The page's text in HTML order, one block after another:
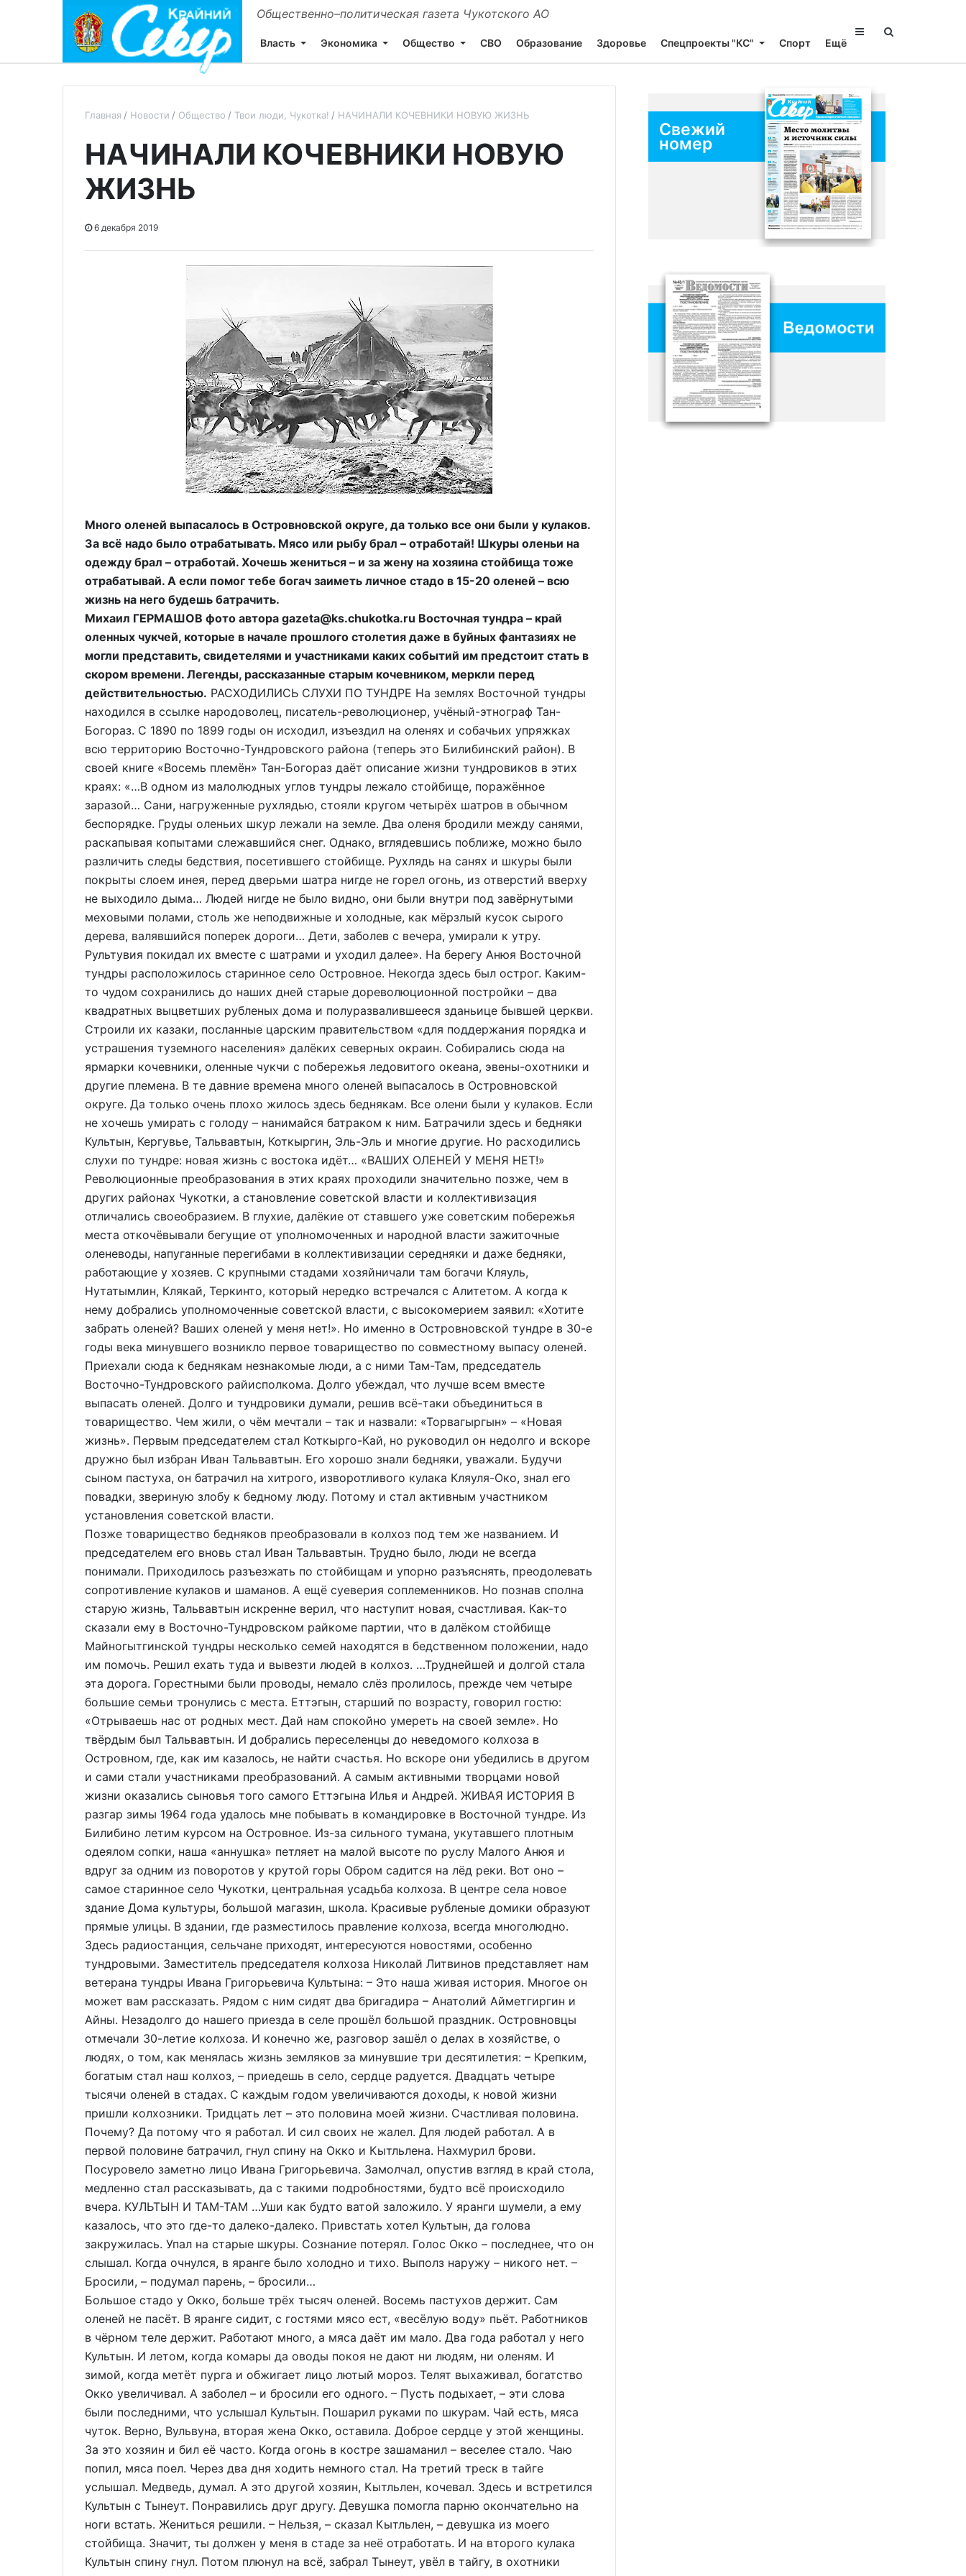
Общественно–политическая газета Чукотского АО
Власть Экономика Общество СВО Образование Здоровье Спецпроекты "КС" Спорт Ещё
Главная Новости Общество Твои люди, Чукотка! НАЧИНАЛИ КОЧЕВНИКИ НОВУЮ ЖИЗНЬ
НАЧИНАЛИ КОЧЕВНИКИ НОВУЮ
ЖИЗНЬ
6 декабря 2019
Много оленей выпасалось в Островновской округе, да только все они были у кулаков.
За всё надо было отрабатывать. Мясо или рыбу брал – отработай! Шкуры оленьи на
одежду брал – отработай. Хочешь жениться – и за жену на хозяина стойбища тоже
отрабатывай. А если помог тебе богач заиметь личное стадо в 15-20 оленей – всю
жизнь на него будешь батрачить.
Михаил ГЕРМАШОВ фото автора gazeta@ks.chukotka.ru Восточная тундра – край
оленных чукчей, которые в начале прошлого столетия даже в буйных фантазиях не
могли представить, свидетелями и участниками каких событий им предстоит стать в
скором времени. Легенды, рассказанные старым кочевником, меркли перед
действительностью. РАСХОДИЛИСЬ СЛУХИ ПО ТУНДРЕ На землях Восточной тундры
находился в ссылке народоволец, писатель-революционер, учёный-этнограф Тан-
Богораз. С 1890 по 1899 годы он исходил, изъездил на оленях и собачьих упряжках
всю территорию Восточно-Тундровского района (теперь это Билибинский район). В
своей книге «Восемь племён» Тан-Богораз даёт описание жизни тундровиков в этих
краях: «…В одном из малолюдных углов тундры лежало стойбище, поражённое
заразой… Сани, нагруженные рухлядью, стояли кругом четырёх шатров в обычном
беспорядке. Груды оленьих шкур лежали на земле. Два оленя бродили между санями,
раскапывая копытами слежавшийся снег. Однако, вглядевшись поближе, можно было
различить следы бедствия, посетившего стойбище. Рухлядь на санях и шкуры были
покрыты слоем инея, перед дверьми шатра нигде не горел огонь, из отверстий вверху
не выходило дыма… Людей нигде не было видно, они были внутри под завёрнутыми
меховыми полами, столь же неподвижные и холодные, как мёрзлый кусок сырого
дерева, валявшийся поперек дороги… Дети, заболев с вечера, умирали к утру.
Рультувия покидал их вместе с шатрами и уходил далее». На берегу Анюя Восточной
тундры расположилось старинное село Островное. Некогда здесь был острог. Каким-
то чудом сохранились до наших дней старые дореволюционной постройки – два
квадратных выцветших рубленых дома и полуразвалившееся зданьице бывшей церкви.
Строили их казаки, посланные царским правительством «для поддержания порядка и
устрашения туземного населения» далёких северных окраин. Собирались сюда на
ярмарки кочевники, оленные чукчи с побережья ледовитого океана, эвены-охотники и
другие племена. В те давние времена много оленей выпасалось в Островновской
округе. Да только очень плохо жилось здесь беднякам. Все олени были у кулаков. Если
не хочешь умирать с голоду – нанимайся батраком к ним. Батрачили здесь и бедняки
Культын, Кергувье, Тальвавтын, Коткыргин, Эль-Эль и многие другие. Но расходились
слухи по тундре: новая жизнь с востока идёт… «ВАШИХ ОЛЕНЕЙ У МЕНЯ НЕТ!»
Революционные преобразования в этих краях проходили значительно позже, чем в
других районах Чукотки, а становление советской власти и коллективизация
отличались своеобразием. В глухие, далёкие от ставшего уже советским побережья
места откочёвывали бегущие от уполномоченных и народной власти зажиточные
оленеводы, напуганные перегибами в коллективизации середняки и даже бедняки,
работающие у хозяев. С крупными стадами хозяйничали там богачи Кляуль,
Нутатымлин, Клякай, Теркинто, который нередко встречался с Алитетом. А когда к
нему добрались уполномоченные советской власти, с высокомерием заявил: «Хотите
забрать оленей? Ваших оленей у меня нет!». Но именно в Островновской тундре в 30-е
годы века минувшего возникло первое товарищество по совместному выпасу оленей.
Приехали сюда к беднякам незнакомые люди, а с ними Там-Там, председатель
Восточно-Тундровского райисполкома. Долго убеждал, что лучше всем вместе
выпасать оленей. Долго и тундровики думали, решив всё-таки объединиться в
товарищество. Чем жили, о чём мечтали – так и назвали: «Торвагыргын» – «Новая
жизнь». Первым председателем стал Коткырго-Кай, но руководил он недолго и вскоре
дружно был избран Иван Тальвавтын. Его хорошо знали бедняки, уважали. Будучи
сыном пастуха, он батрачил на хитрого, изворотливого кулака Кляуля-Око, знал его
повадки, звериную злобу к бедному люду. Потому и стал активным участником
установления советской власти.
Позже товарищество бедняков преобразовали в колхоз под тем же названием. И
председателем его вновь стал Иван Тальвавтын. Трудно было, люди не всегда
понимали. Приходилось разъезжать по стойбищам и упорно разъяснять, преодолевать
сопротивление кулаков и шаманов. А ещё суеверия соплеменников. Но познав сполна
старую жизнь, Тальвавтын искренне верил, что наступит новая, счастливая. Как-то
сказали ему в Восточно-Тундровском райкоме партии, что в далёком стойбище
Майногытгинской тундры несколько семей находятся в бедственном положении, надо
им помочь. Решил ехать туда и вывезти людей в колхоз. …Труднейшей и долгой стала
эта дорога. Горестными были проводы, немало слёз пролилось, прежде чем четыре
большие семьи тронулись с места. Еттэгын, старший по возрасту, говорил гостю:
«Отрываешь нас от родных мест. Дай нам спокойно умереть на своей земле». Но
твёрдым был Тальвавтын. И добрались переселенцы до неведомого колхоза в
Островном, где, как им казалось, не найти счастья. Но вскоре они убедились в другом
и сами стали участниками преобразований. А самым активными творцами новой
жизни оказались сыновья того самого Еттэгына Илья и Андрей. ЖИВАЯ ИСТОРИЯ В
разгар зимы 1964 года удалось мне побывать в командировке в Восточной тундре. Из
Билибино летим курсом на Островное. Из-за сильного тумана, укутавшего плотным
одеялом сопки, наша «аннушка» петляет на малой высоте по руслу Малого Анюя и
вдруг за одним из поворотов у крутой горы Обром садится на лёд реки. Вот оно –
самое старинное село Чукотки, центральная усадьба колхоза. В центре села новое
здание Дома культуры, большой магазин, школа. Красивые рубленые домики образуют
прямые улицы. В здании, где разместилось правление колхоза, всегда многолюдно.
Здесь радиостанция, сельчане приходят, интересуются новостями, особенно
тундровыми. Заместитель председателя колхоза Николай Литвинов представляет нам
ветерана тундры Ивана Григорьевича Культына: – Это наша живая история. Многое он
может вам рассказать. Рядом с ним сидят два бригадира – Анатолий Айметгиргин и
Айны. Незадолго до нашего приезда в селе прошёл большой праздник. Островновцы
отмечали 30-летие колхоза. И конечно же, разговор зашёл о делах в хозяйстве, о
людях, о том, как менялась жизнь земляков за минувшие три десятилетия: – Крепким,
богатым стал наш колхоз, – приедешь в село, сердце радуется. Двадцать четыре
тысячи оленей в стадах. С каждым годом увеличиваются доходы, к новой жизни
пришли колхозники. Тридцать лет – это половина моей жизни. Счастливая половина.
Почему? Да потому что я работал. И сил своих не жалел. Для людей работал. А в
первой половине батрачил, гнул спину на Окко и Кытльлена. Нахмурил брови.
Посуровело заметно лицо Ивана Григорьевича. Замолчал, опустив взгляд в край стола,
медленно стал рассказывать, да с такими подробностями, будто всё происходило
вчера. КУЛЬТЫН И ТАМ-ТАМ …Уши как будто ватой заложило. У яранги шумели, а ему
казалось, что это где-то далеко-далеко. Привстать хотел Культын, да голова
закружилась. Упал на старые шкуры. Сознание потерял. Голос Окко – последнее, что он
слышал. Когда очнулся, в яранге было холодно и тихо. Выполз наружу – никого нет. –
Бросили, – подумал парень, – бросили…
Большое стадо у Окко, больше трёх тысяч оленей. Восемь пастухов держит. Сам
оленей не пасёт. В яранге сидит, с гостями мясо ест, «весёлую воду» пьёт. Работников
в чёрном теле держит. Работают много, а мяса даёт им мало. Два года работал у него
Культын. И летом, когда комары да оводы покоя не дают ни людям, ни оленям. И
зимой, когда метёт пурга и обжигает лицо лютый мороз. Телят выхаживал, богатство
Окко увеличивал. А заболел – и бросили его одного. – Пусть подыхает, – эти слова
были последними, что услышал Культын. Пошарил руками по шкурам. Чай есть, мяса
чуток. Верно, Вульвуна, вторая жена Окко, оставила. Доброе сердце у этой женщины.
За это хозяин и бил её часто. Когда огонь в костре зашаманил – веселее стало. Чаю
попил, мяса поел. Через два дня ходить немного стал. На третий треск в тайге
услышал. Медведь, думал. А это другой хозяин, Кытльлен, кочевал. Здесь и встретился
Культын с Тынеут. Понравились друг другу. Девушка помогла парню окончательно на
ноги встать. Жениться решили. – Нельзя, – сказал Кытльлен, – девушка из моего
стойбища. Значит, ты должен у меня в стаде за неё отработать. И на второго кулака
Культын спину гнул. Потом плюнул на всё, забрал Тынеут, увёл в тайгу, в охотники
Свежий
номер